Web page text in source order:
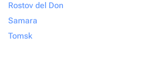
Rostov del Don
Samara
Tomsk